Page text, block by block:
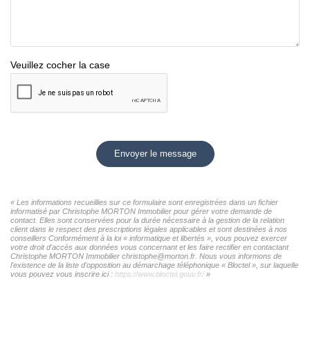
Veuillez cocher la case
Envoyer le message
« Les informations recueillies sur ce formulaire sont enregistrées dans un fichier
informatisé par Christophe MORTON Immobilier pour gérer votre demande de
contact. Elles sont conservées pour la durée nécessaire à la gestion de la relation
client dans le respect des prescriptions légales applicables et sont destinées à nos
conseillers Conformément à la loi « informatique et libertés », vous pouvez exercer
votre droit d'accès aux données vous concernant et les faire rectifier en contactant
Christophe MORTON Immobilier christophe@morton.fr. Nous vous informons de
l'existence de la liste d'opposition au démarchage téléphonique « Bloctel », sur laquelle
vous pouvez vous inscrire ici : https://www.bloctel.gouv.fr/»